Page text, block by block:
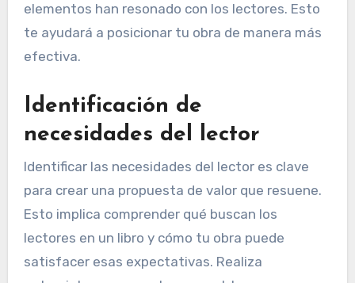
elementos han resonado con los lectores. Esto
te ayudará a posicionar tu obra de manera más
efectiva.
Identificación de
necesidades del lector
Identificar las necesidades del lector es clave
para crear una propuesta de valor que resuene.
Esto implica comprender qué buscan los
lectores en un libro y cómo tu obra puede
satisfacer esas expectativas. Realiza